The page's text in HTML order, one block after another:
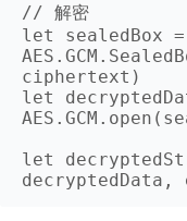
// 解密
let sealedBox
ciphertext)
let
let